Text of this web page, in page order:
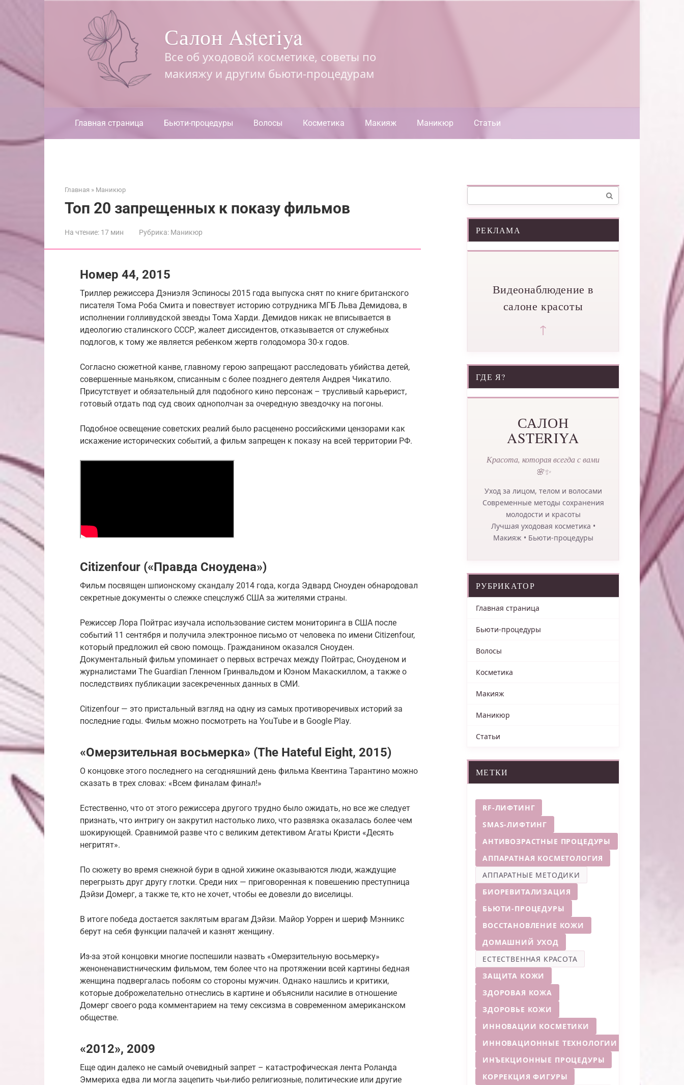
Салон Asteriya
Все об уходовой косметике, советы по
макияжу и другим бьюти-процедурам
Главная страница Бьюти-процедуры Волосы Косметика Макияж Маникюр Статьи
Главная » Маникюр
Топ 20 запрещенных к показу фильмов
На чтение: 17 мин Рубрика: Маникюр
Номер 44, 2015
Триллер режиссера Дэниэля Эспиносы 2015 года выпуска снят по книге британского
писателя Тома Роба Смита и повествует историю сотрудника МГБ Льва Демидова, в
исполнении голливудской звезды Тома Харди. Демидов никак не вписывается в
идеологию сталинского СССР, жалеет диссидентов, отказывается от служебных
подлогов, к тому же является ребенком жертв голодомора 30-х годов.
Согласно сюжетной канве, главному герою запрещают расследовать убийства детей,
совершенные маньяком, списанным с более позднего деятеля Андрея Чикатило.
Присутствует и обязательный для подобного кино персонаж – трусливый карьерист,
готовый отдать под суд своих однополчан за очередную звездочку на погоны.
Подобное освещение советских реалий было расценено российскими цензорами как
искажение исторических событий, а фильм запрещен к показу на всей территории РФ.
Citizenfour («Правда Сноудена»)
Фильм посвящен шпионскому скандалу 2014 года, когда Эдвард Сноуден обнародовал
секретные документы о слежке спецслужб США за жителями страны.
Режиссер Лора Пойтрас изучала использование систем мониторинга в США после
событий 11 сентября и получила электронное письмо от человека по имени Citizenfour,
который предложил ей свою помощь. Гражданином оказался Сноуден.
Документальный фильм упоминает о первых встречах между Пойтрас, Сноуденом и
журналистами The Guardian Гленном Гринвальдом и Юэном Макаскиллом, а также о
последствиях публикации засекреченных данных в СМИ.
Citizenfour — это пристальный взгляд на одну из самых противоречивых историй за
последние годы. Фильм можно посмотреть на YouTube и в Google Play.
«Омерзительная восьмерка» (The Hateful Eight, 2015)
О концовке этого последнего на сегодняшний день фильма Квентина Тарантино можно
сказать в трех словах: «Всем финалам финал!»
Естественно, что от этого режиссера другого трудно было ожидать, но все же следует
признать, что интригу он закрутил настолько лихо, что развязка оказалась более чем
шокирующей. Сравнимой разве что с великим детективом Агаты Кристи «Десять
негритят».
По сюжету во время снежной бури в одной хижине оказываются люди, жаждущие
перегрызть друг другу глотки. Среди них — приговоренная к повешению преступница
Дэйзи Домерг, а также те, кто не хочет, чтобы ее довезли до виселицы.
В итоге победа достается заклятым врагам Дэйзи. Майор Уоррен и шериф Мэнникс
берут на себя функции палачей и казнят женщину.
Из-за этой концовки многие поспешили назвать «Омерзительную восьмерку»
женоненавистническим фильмом, тем более что на протяжении всей картины бедная
женщина подвергалась побоям со стороны мужчин. Однако нашлись и критики,
которые доброжелательно отнеслись в картине и объяснили насилие в отношение
Домерг своего рода комментарием на тему сексизма в современном американском
обществе.
«2012», 2009
Еще один далеко не самый очевидный запрет – катастрофическая лента Роланда
Эммериха едва ли могла зацепить чьи-либо религиозные, политические или другие
РЕКЛАМА
Видеонаблюдение в
салоне красоты
↑
ГДЕ Я?
САЛОН
ASTERIYA
Красота, которая всегда с вами
🌸✨
Уход за лицом, телом и волосами
Современные методы сохранения
молодости и красоты
Лучшая уходовая косметика •
Макияж • Бьюти-процедуры
РУБРИКАТОР
Главная страница
Бьюти-процедуры
Волосы
Косметика
Макияж
Маникюр
Статьи
МЕТКИ
RF-ЛИФТИНГ
SMAS-ЛИФТИНГ
АНТИВОЗРАСТНЫЕ ПРОЦЕДУРЫ
АППАРАТНАЯ КОСМЕТОЛОГИЯ
АППАРАТНЫЕ МЕТОДИКИ
БИОРЕВИТАЛИЗАЦИЯ
БЬЮТИ-ПРОЦЕДУРЫ
ВОССТАНОВЛЕНИЕ КОЖИ
ДОМАШНИЙ УХОД
ЕСТЕСТВЕННАЯ КРАСОТА
ЗАЩИТА КОЖИ
ЗДОРОВАЯ КОЖА
ЗДОРОВЬЕ КОЖИ
ИННОВАЦИИ КОСМЕТИКИ
ИННОВАЦИОННЫЕ ТЕХНОЛОГИИ
ИНЪЕКЦИОННЫЕ ПРОЦЕДУРЫ
КОРРЕКЦИЯ ФИГУРЫ